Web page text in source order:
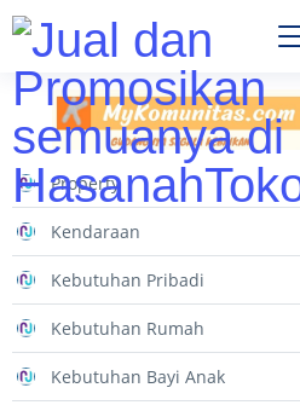
Property
Kendaraan
Kebutuhan Pribadi
Kebutuhan Rumah
Kebutuhan Bayi Anak